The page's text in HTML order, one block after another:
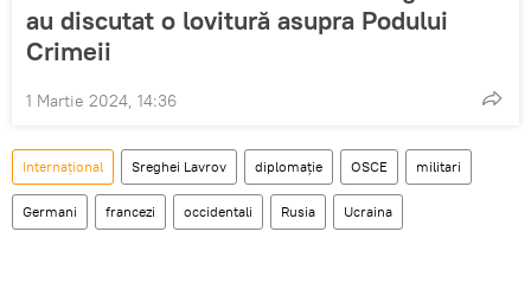
au discutat o lovitură asupra Podului
Crimeii
1 Martie 2024, 14:36
Internațional Sreghei Lavrov diplomație OSCE militari
Germani francezi occidentali Rusia Ucraina